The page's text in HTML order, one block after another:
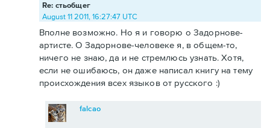
Re: стьобщег
August 11 2011, 16:27:47 UTC
Вполне возможно. Но я и говорю о Задорнове-
артисте. О Задорнове-человеке я, в общем-то,
ничего не знаю, да и не стремлюсь узнать. Хотя,
если не ошибаюсь, он даже написал книгу на тему
происхождения всех языков от русского :)
falcao